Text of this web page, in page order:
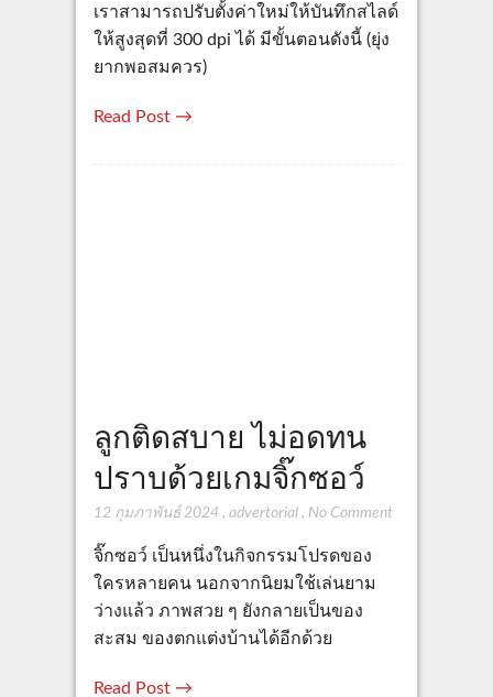
เราสามารถปรับตั้งค่าใหม่ให้บันทึกสไลด์
ให้สูงสุดที่ 300 dpi ได้ มีขั้นตอนดังนี้ (ยุ่ง
ยากพอสมควร)
Read Post →
ลูกติดสบาย ไม่อดทน
ปราบด้วยเกมจิ๊กซอว์
12 กุมภาพันธ์ 2024 , advertorial, No Comment
จิ๊กซอว์ เป็นหนึ่งในกิจกรรมโปรดของ
ใครหลายคน นอกจากนิยมใช้เล่นยาม
ว่างแล้ว ภาพสวย ๆ ยังกลายเป็นของ
สะสม ของตกแต่งบ้านได้อีกด้วย
Read Post →